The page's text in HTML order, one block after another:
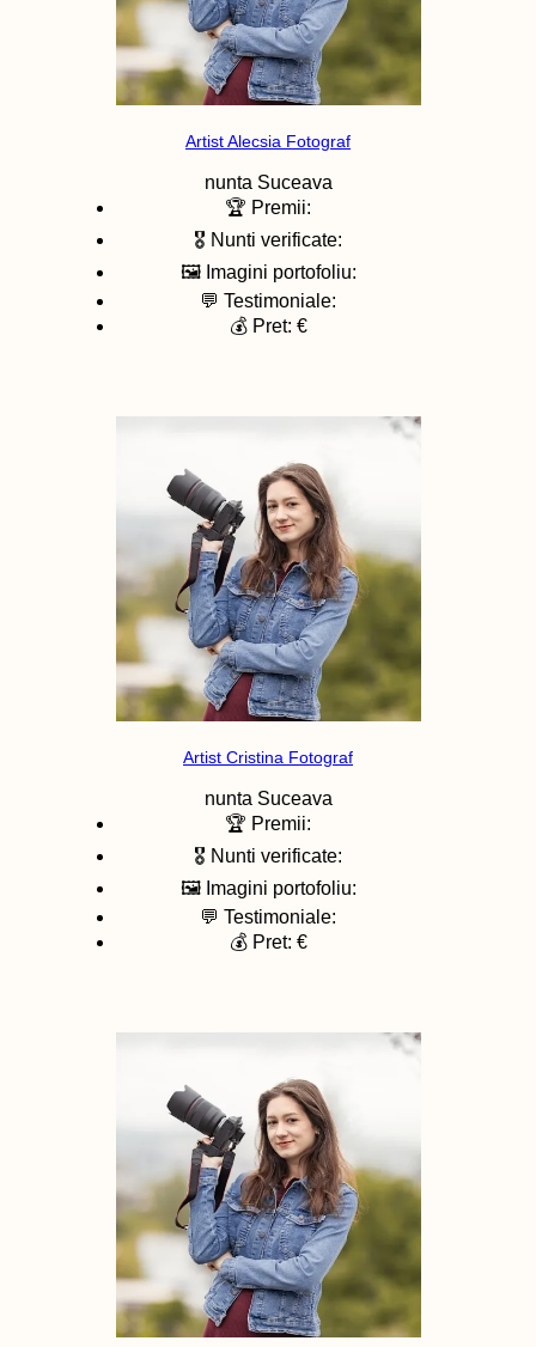
Artist Alecsia Fotograf
nunta Suceava
🏆 Premii:
🎖️ Nunti verificate:
🖼️ Imagini portofoliu:
💬 Testimoniale:
💰 Pret: €
Artist Cristina Fotograf
nunta Suceava
🏆 Premii:
🎖️ Nunti verificate:
🖼️ Imagini portofoliu:
💬 Testimoniale:
💰 Pret: €